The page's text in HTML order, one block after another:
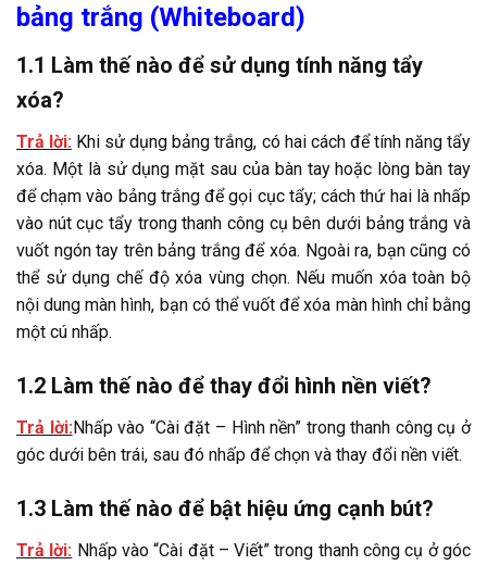
bảng trắng (Whiteboard)
1.1 Làm thế nào để sử dụng tính năng tẩy
xóa?
Trả lời: Khi sử dụng bảng trắng, có hai cách để tính năng tẩy
xóa. Một là sử dụng mặt sau của bàn tay hoặc lòng bàn tay
để chạm vào bảng trắng để gọi cục tẩy; cách thứ hai là nhấp
vào nút cục tẩy trong thanh công cụ bên dưới bảng trắng và
vuốt ngón tay trên bảng trắng để xóa. Ngoài ra, bạn cũng có
thể sử dụng chế độ xóa vùng chọn. Nếu muốn xóa toàn bộ
nội dung màn hình, bạn có thể vuốt để xóa màn hình chỉ bằng
một cú nhấp.
1.2 Làm thế nào để thay đổi hình nền viết?
Trả lời:Nhấp vào “Cài đặt – Hình nền” trong thanh công cụ ở
góc dưới bên trái, sau đó nhấp để chọn và thay đổi nền viết.
1.3 Làm thế nào để bật hiệu ứng cạnh bút?
Trả lời: Nhấp vào “Cài đặt – Viết” trong thanh công cụ ở góc